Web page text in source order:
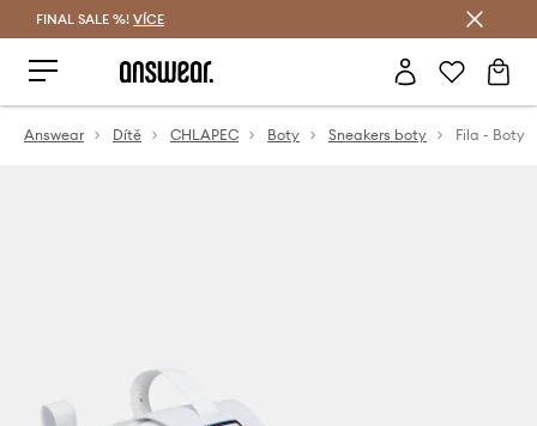
FINAL SALE %! VÍCE
Answear Dítě CHLAPEC Boty Sneakers boty Fila - Boty